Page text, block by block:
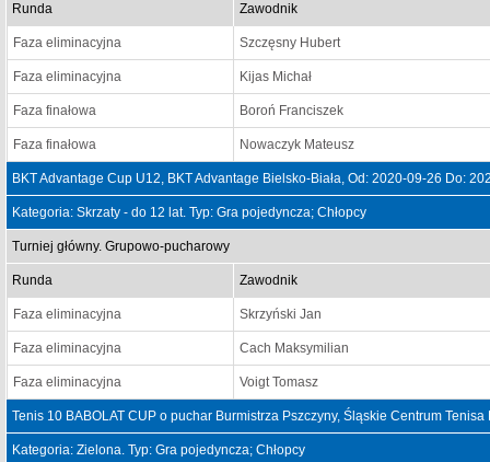
Runda Zawodnik
Faza eliminacyjna Szczęsny Hubert
Faza eliminacyjna Kijas Michał
Faza finałowa Boroń Franciszek
Faza finałowa Nowaczyk Mateusz
BKT Advantage Cup U12, BKT Advantage Bielsko-Biała, Od: 2020-09-26 Do:
Kategoria: Skrzaty - do 12 lat. Typ: Gra pojedyncza; Chłopcy
Turniej główny. Grupowo-pucharowy
Runda Zawodnik
Faza eliminacyjna Skrzyński Jan
Faza eliminacyjna Cach Maksymilian
Faza eliminacyjna Voigt Tomasz
Tenis 10 BABOLAT CUP o puchar Burmistrza Pszczyny, Śląskie Centrum
Kategoria: Zielona. Typ: Gra pojedyncza; Chłopcy